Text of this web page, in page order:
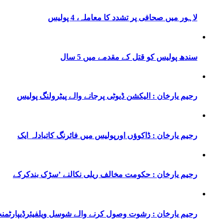
لاہور میں صحافی پر تشدد کا معاملہ، 4 پولیس
سندھ پولیس کو قتل کے مقدمے میں 5 سال
رحیم یارخان : الیکشن ڈیوٹی پرجانے والے پیٹرولنگ پولیس
رحیم یارخان : ڈاکوؤں اورپولیس میں فائرنگ کاتبادلہ ایک
رحیم یارخان : حکومت مخالف ریلی نکالنے ’سڑک بندکرکے
رحیم یارخان : رشوت وصول کرنے والے شوسل